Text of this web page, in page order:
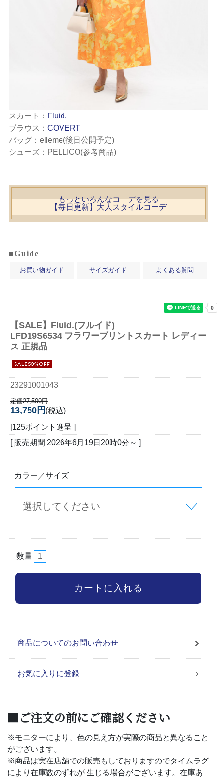
スカート： Fluid.
ブラウス： COVERT
バッグ：elleme(後日公開予定)
シューズ：PELLICO(参考商品)
もっといろんなコーデを見る
【毎日更新】大人スタイルコーデ
■Guide
お買い物ガイド サイズガイド よくある質問
【SALE】 Fluid.(フルイド)
LFD19S6534 フラワープリントスカート レディー
ス 正規品
23291001043
定価27,500円
13,750円 (税込)
[125ポイント進呈 ]
[ 販売期間 2026年6月19日20時0分 ～ ]
カラー／サイズ
数量
商品についてのお問い合わせ
お気に入りに登録
■ご注文の前にご確認ください
※モニターにより、色の見え方が実際の商品と異なること
がございます。
※商品は実在店舗での販売もしておりますのでタイムラグ
により在庫数のずれが 生じる場合がございます。在庫あ